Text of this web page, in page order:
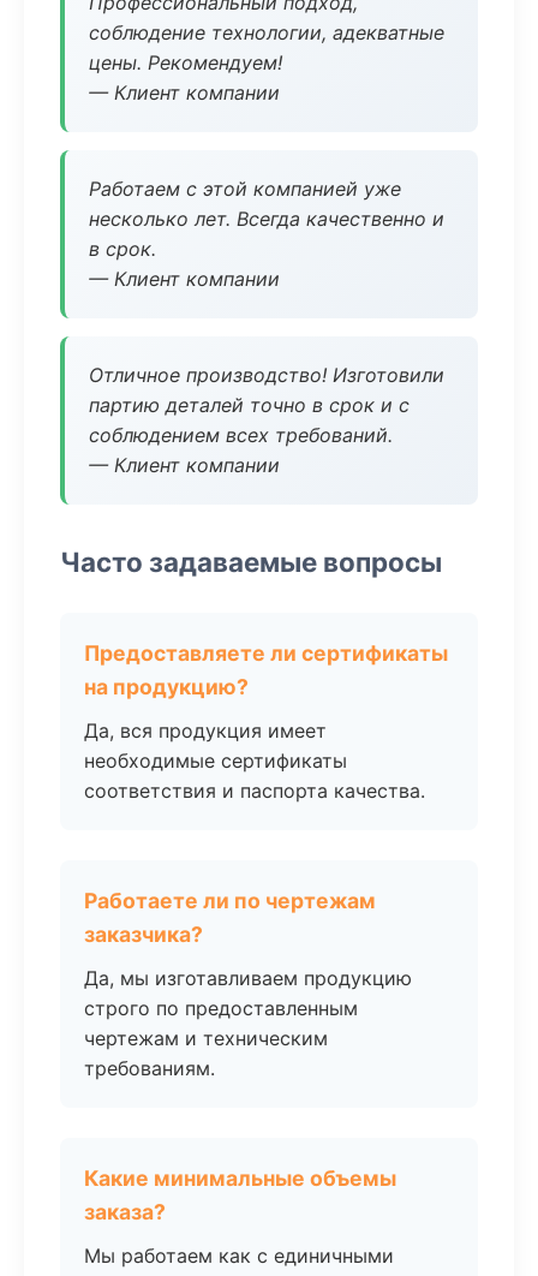
соблюдение технологии, адекватные
цены. Рекомендуем!
— Клиент компании
Работаем с этой компанией уже
несколько лет. Всегда качественно и
в срок.
— Клиент компании
Отличное производство! Изготовили
партию деталей точно в срок и с
соблюдением всех требований.
— Клиент компании
Часто задаваемые вопросы
Предоставляете ли сертификаты
на продукцию?
Да, вся продукция имеет
необходимые сертификаты
соответствия и паспорта качества.
Работаете ли по чертежам
заказчика?
Да, мы изготавливаем продукцию
строго по предоставленным
чертежам и техническим
требованиям.
Какие минимальные объемы
заказа?
Мы работаем как с единичными